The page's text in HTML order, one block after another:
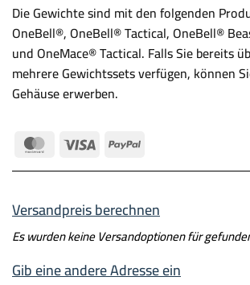
Die Gewichte sind mit den folgenden
OneBell®, OneBell® Tactical, OneBell®
und OneMace® Tactical. Falls Sie bereits
mehrere Gewichtssets verfügen, können
Gehäuse erwerben.
MasterCard
Visa PayPal
Versandpreis berechnen
Es wurden keine Versandoptionen für
Gib eine andere Adresse ein